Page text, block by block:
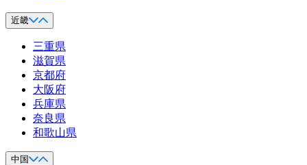
近畿
三重県
滋賀県
京都府
大阪府
兵庫県
奈良県
和歌山県
中国